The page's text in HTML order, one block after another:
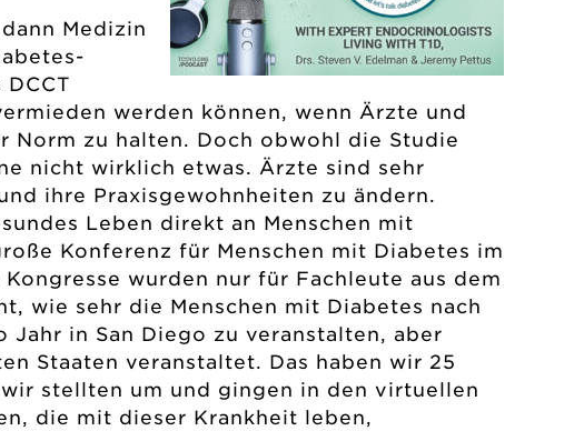
Medizin
werden können, wenn Ärzte und
Norm zu halten. Doch obwohl die Studie
nicht wirklich etwas. Ärzte sind sehr
ihre Praxisgewohnheiten zu ändern.
Leben direkt an Menschen mit
Konferenz für Menschen mit Diabetes im
wurden nur für Fachleute aus dem
wie sehr die Menschen mit Diabetes nach
in San Diego zu veranstalten, aber
Staaten veranstaltet. Das haben wir 25
stellten um und gingen in den virtuellen
die mit dieser Krankheit leben,